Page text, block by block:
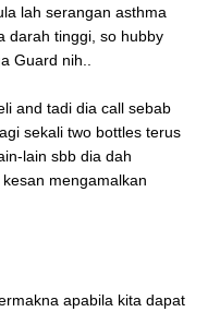
lah serangan asthma
darah tinggi, so hubby
Guard nih..
and tadi dia call sebab
sekali two bottles terus
lain sbb dia dah
mengamalkan
apabila kita dapat